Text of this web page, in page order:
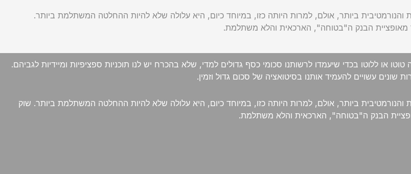
ביותר, אולם, למרות היותה כזו, במיוחד כיום, היא עלולה שלא להיות ההחלטה המשתלמת ביותר.
מאופציית הבנק ה"בטוחה", הארכאית והלא משתלמת.
או ללוטו בכדי שיעמדו לרשותנו סכומי כסף גדולים למדי, שלא בהכרח יש לנו תוכניות ספציפיות ומיידיות לגביהם.
עשויים להעמיד אותנו בסיטואציה של סכום גדול וזמין.
ביותר, אולם, למרות היותה כזו, במיוחד כיום, היא עלולה שלא להיות ההחלטה המשתלמת ביותר. שוק
הבנק ה"בטוחה", הארכאית והלא משתלמת.